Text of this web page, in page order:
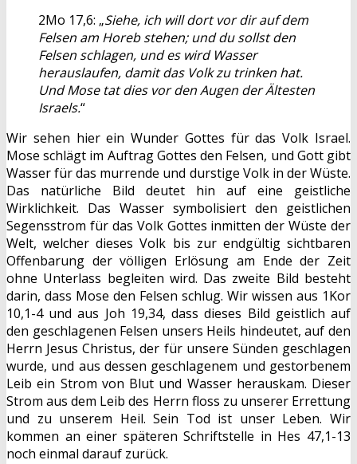
2Mo 17,6: „Siehe, ich will dort vor dir auf dem
Felsen am Horeb stehen; und du sollst den
Felsen schlagen, und es wird Wasser
herauslaufen, damit das Volk zu trinken hat.
Und Mose tat dies vor den Augen der Ältesten
Israels.“
Wir sehen hier ein Wunder Gottes für das Volk Israel.
Mose schlägt im Auftrag Gottes den Felsen, und Gott gibt
Wasser für das murrende und durstige Volk in der Wüste.
Das natürliche Bild deutet hin auf eine geistliche
Wirklichkeit. Das Wasser symbolisiert den geistlichen
Segensstrom für das Volk Gottes inmitten der Wüste der
Welt, welcher dieses Volk bis zur endgültig sichtbaren
Offenbarung der völligen Erlösung am Ende der Zeit
ohne Unterlass begleiten wird. Das zweite Bild besteht
darin, dass Mose den Felsen schlug. Wir wissen aus 1Kor
10,1-4 und aus Joh 19,34, dass dieses Bild geistlich auf
den geschlagenen Felsen unsers Heils hindeutet, auf den
Herrn Jesus Christus, der für unsere Sünden geschlagen
wurde, und aus dessen geschlagenem und gestorbenem
Leib ein Strom von Blut und Wasser herauskam. Dieser
Strom aus dem Leib des Herrn floss zu unserer Errettung
und zu unserem Heil. Sein Tod ist unser Leben. Wir
kommen an einer späteren Schriftstelle in Hes 47,1-13
noch einmal darauf zurück.